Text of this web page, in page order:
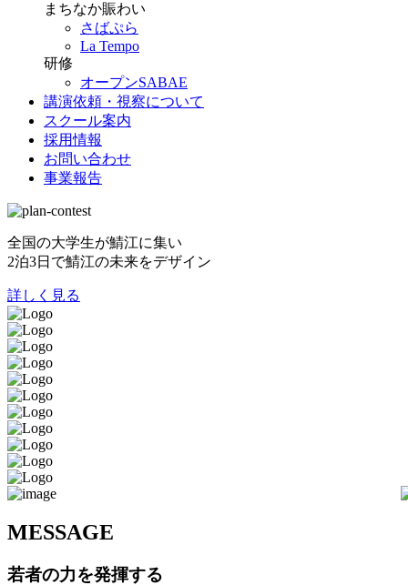
まちなか賑わい
さばぷら
La Tempo
研修
オープンSABAE
講演依頼・視察について
スクール案内
採用情報
お問い合わせ
事業報告
全国の大学生が鯖江に集い
2泊3日で鯖江の未来をデザイン
詳しく見る
MESSAGE
若者の力を発揮する